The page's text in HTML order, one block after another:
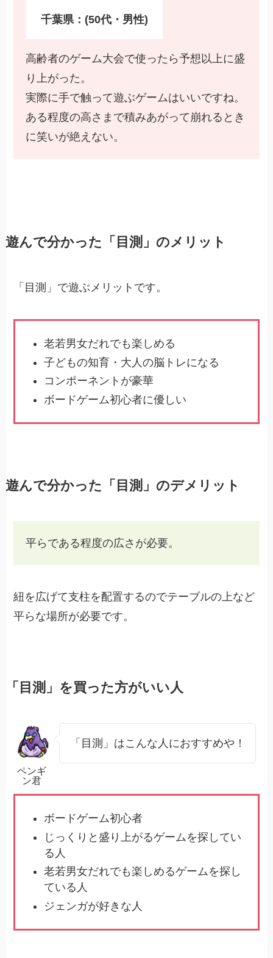
千葉県：(50代・男性)
高齢者のゲーム大会で使ったら予想以上に盛
り上がった。
実際に手で触って遊ぶゲームはいいですね。
ある程度の高さまで積みあがって崩れるとき
に笑いが絶えない。
遊んで分かった「目測」のメリット
「目測」で遊ぶメリットです。
老若男女だれでも楽しめる
子どもの知育・大人の脳トレになる
コンポーネントが豪華
ボードゲーム初心者に優しい
遊んで分かった「目測」のデメリット
平らである程度の広さが必要。
紐を広げて支柱を配置するのでテーブルの上など
平らな場所が必要です。
「目測」を買った方がいい人
ペンギ
ン君
「目測」はこんな人におすすめや！
ボードゲーム初心者
じっくりと盛り上がるゲームを探してい
る人
老若男女だれでも楽しめるゲームを探し
ている人
ジェンガが好きな人